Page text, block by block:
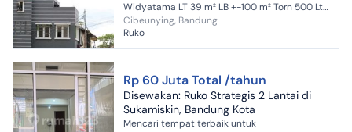
Widyatama LT 39 m² LB +-100 m² Torn 500 Lt
Listrik 2200 watt Air Jetpump Tidak ada IMB
Bangunan Tahun...
Cibeunying, Bandung
Ruko
Rp 60 Juta Total /tahun
Disewakan: Ruko Strategis 2 Lantai di
Sukamiskin, Bandung Kota
Mencari tempat terbaik untuk